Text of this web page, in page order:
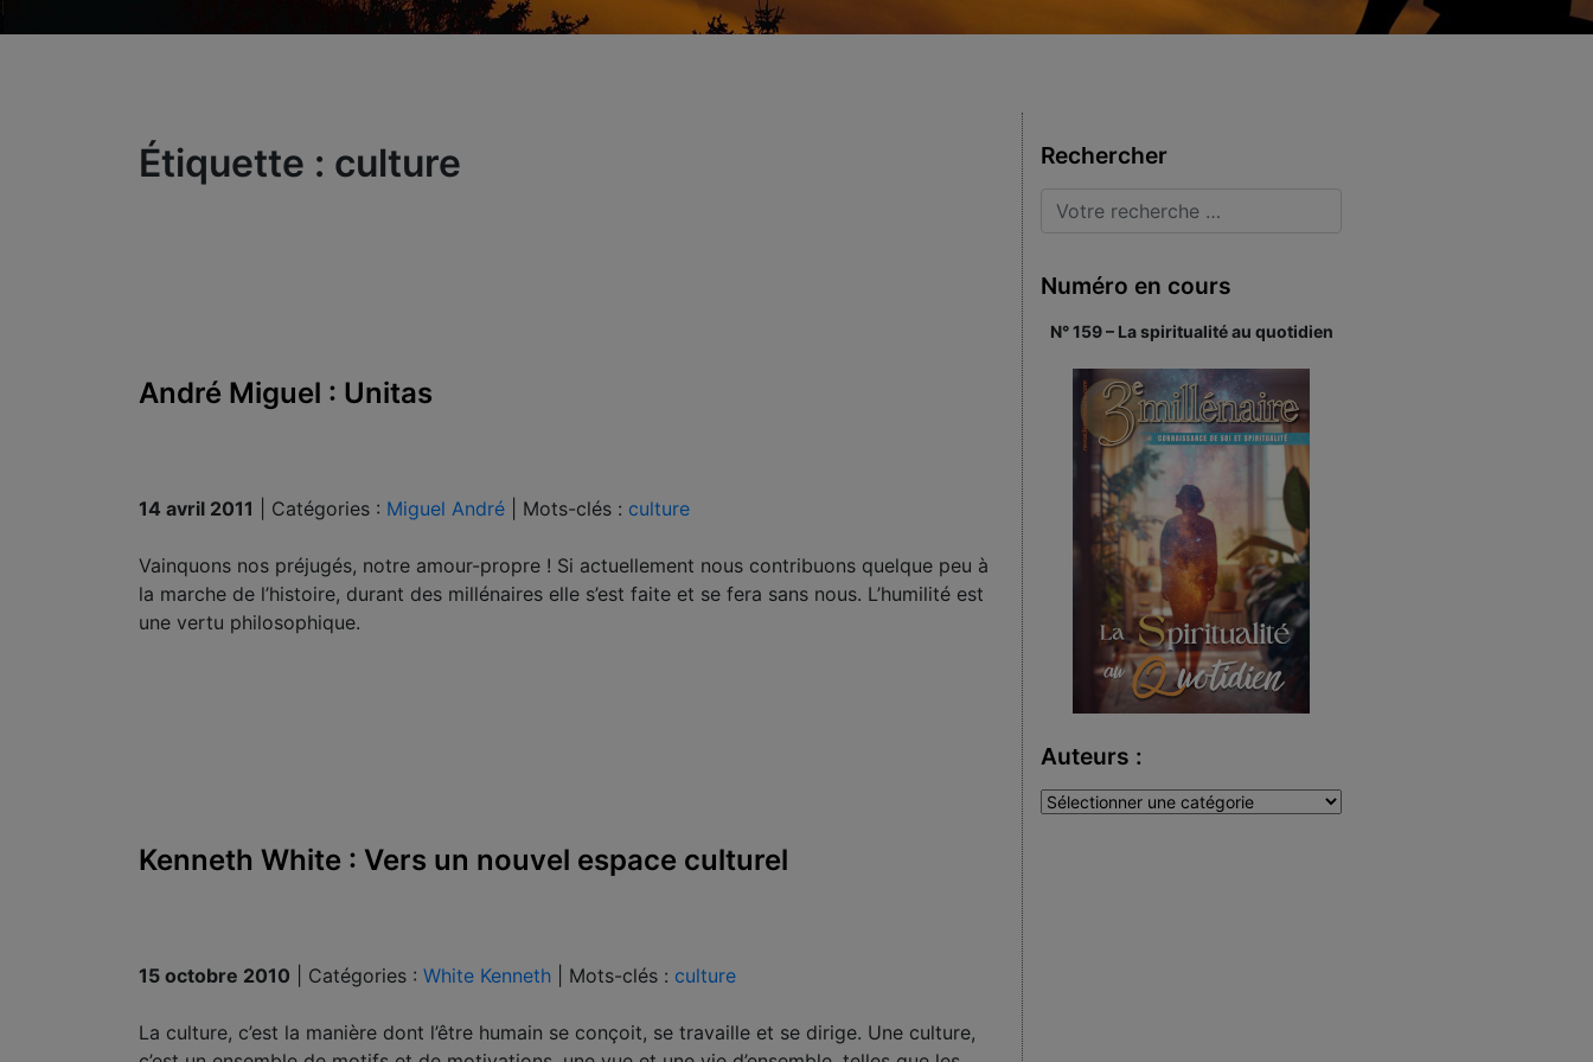
Étiquette : culture
André Miguel : Unitas
14 avril 2011 Catégories : Miguel André Mots-clés : culture
Vainquons nos préjugés, notre amour-propre ! Si actuellement nous contribuons quelque peu à
la marche de l’histoire, durant des millénaires elle s’est faite et se fera sans nous. L’humilité est
une vertu philosophique.
Kenneth White : Vers un nouvel espace culturel
15 octobre 2010 Catégories : White Kenneth Mots-clés : culture
La culture, c’est la manière dont l’être humain se conçoit, se travaille et se dirige. Une culture,
Rechercher
Numéro en cours
N° 159 – La spiritualité au quotidien
Auteurs :
Auteurs